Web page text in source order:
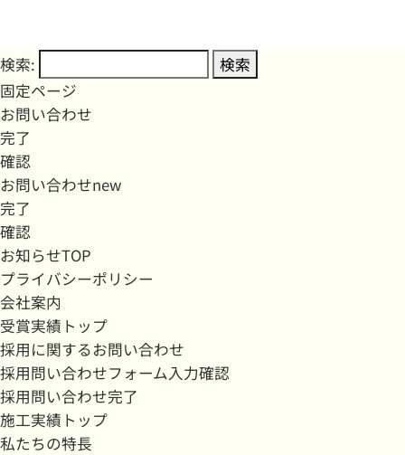
検索:
固定ページ
お問い合わせ
完了
確認
お問い合わせnew
完了
確認
お知らせTOP
プライバシーポリシー
会社案内
受賞実績トップ
採用に関するお問い合わせ
採用問い合わせフォーム入力確認
採用問い合わせ完了
施工実績トップ
私たちの特長